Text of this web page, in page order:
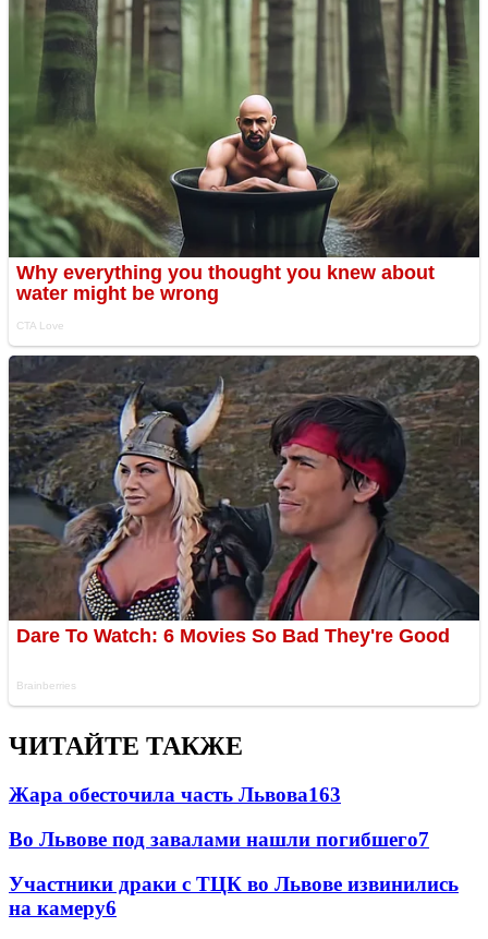
ЧИТАЙТЕ ТАКЖЕ
Жара обесточила часть Львова163
Во Львове под завалами нашли погибшего7
Участники драки с ТЦК во Львове извинились
на камеру6